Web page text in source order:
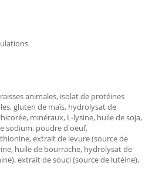
animales, isolat de protéines
gluten de maïs, hydrolysat de
minéraux, L-lysine, huile de soja,
sodium, poudre d'oeuf,
extrait de levure (source de
huile de bourrache, hydrolysat de
extrait de souci (source de lutéine),